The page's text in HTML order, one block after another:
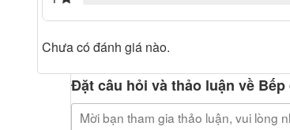
Chưa có đánh giá nào.
Đặt câu hỏi và thảo luận về